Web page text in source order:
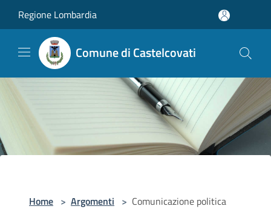
Regione Lombardia
Comune di Castelcovati
Home > Argomenti > Comunicazione politica